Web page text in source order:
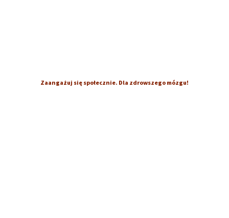
Zaangażuj się społecznie. Dla zdrowszego mózgu!